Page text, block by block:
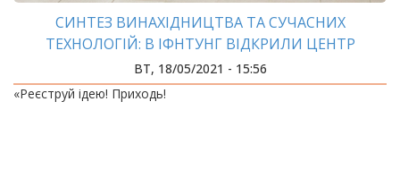
СИНТЕЗ ВИНАХІДНИЦТВА ТА СУЧАСНИХ
ТЕХНОЛОГІЙ: В ІФНТУНГ ВІДКРИЛИ ЦЕНТР
ІННОВАЦІЙНОГО РОЗВИТКУ
ВТ, 18/05/2021 - 15:56
«Реєструй ідею! Приходь!